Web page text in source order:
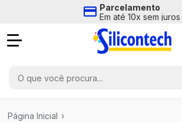
Parcelamento
Em até 10x sem juros
Página Inicial ›